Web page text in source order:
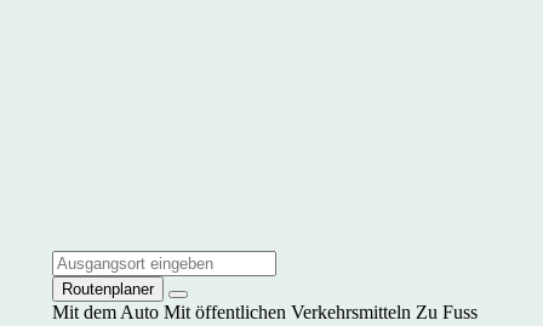
Routenplaner
Mit dem Auto Mit öffentlichen Verkehrsmitteln Zu Fuss